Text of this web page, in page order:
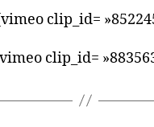
clip_id=
clip_id=